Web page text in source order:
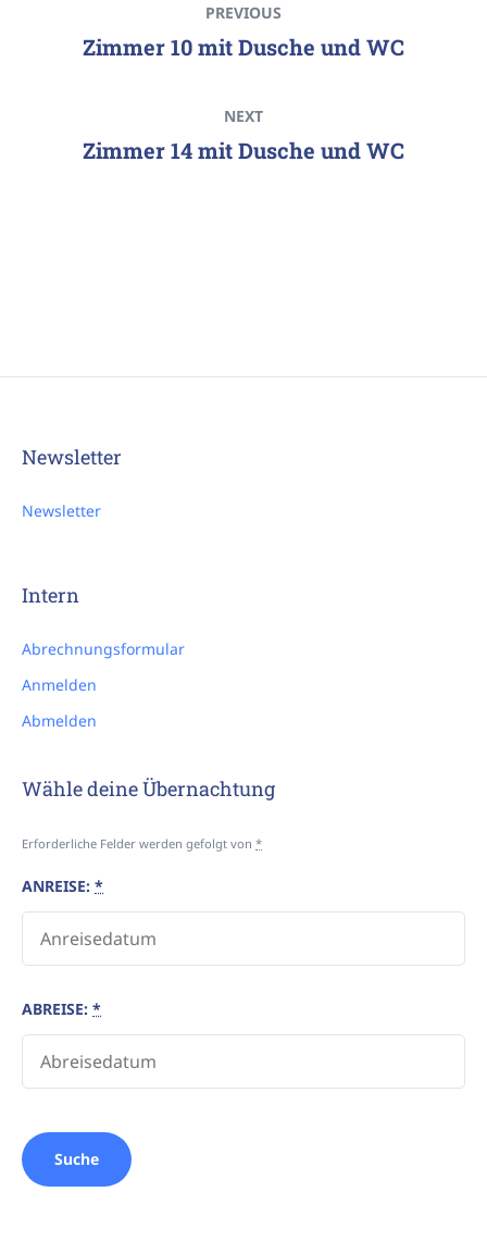
PREVIOUS
Zimmer 10 mit Dusche und WC
NEXT
Zimmer 14 mit Dusche und WC
Newsletter
Newsletter
Intern
Abrechnungsformular
Anmelden
Abmelden
Wähle deine Übernachtung
Erforderliche Felder werden gefolgt von *
ANREISE: *
ABREISE: *